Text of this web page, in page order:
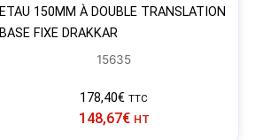
ETAU 150MM À DOUBLE TRANSLATION
BASE FIXE DRAKKAR
15635
178,40€ TTC
148,67€ HT